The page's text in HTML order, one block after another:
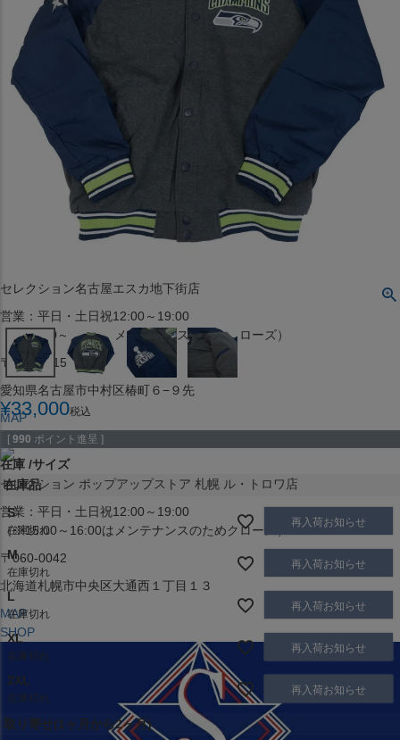
SHOP
BLOG
JR水道橋駅西口店
営業：土・日・祝日のみ 12:00-18:00
〒101-0061
東京都千代田区神田三崎町２丁目２２−１ 1F
セレクション名古屋エスカ地下街店
営業：平日・土日祝12:00～19:00
（※15:00～16:00はメンテナンスのためクローズ）
〒453-0015
愛知県名古屋市中村区椿町６−９先
MAP
SHOP
セレクション ポップアップストア 札幌 ル・トロワ店
営業：平日・土日祝12:00～19:00
（※15:00～16:00はメンテナンスのためクローズ）
〒060-0042
北海道札幌市中央区大通西１丁目１３
MAP
SHOP
¥33,000税込
[ 990 ポイント進呈 ]
在庫 サイズ
在庫品
S
在庫切れ
再入荷お知らせ
M
在庫切れ
再入荷お知らせ
L
在庫切れ
再入荷お知らせ
XL
在庫切れ
再入荷お知らせ
2XL
在庫切れ
再入荷お知らせ
取り寄せ(1ヶ月から2ヶ月)